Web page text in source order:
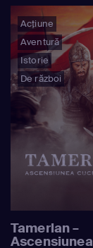
Acțiune
Aventură
Istorie
De război
Tamerlan –
Ascensiunea